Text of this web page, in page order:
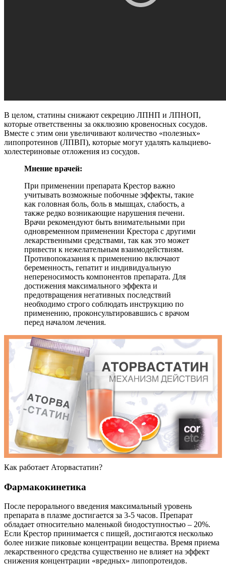
В целом, статины снижают секрецию ЛПНП и ЛПНОП,
которые ответственны за окклюзию кровеносных сосудов.
Вместе с этим они увеличивают количество «полезных»
липопротеинов (ЛПВП), которые могут удалять кальциево-
холестериновые отложения из сосудов.
Мнение врачей:
При применении препарата Крестор важно
учитывать возможные побочные эффекты, такие
как головная боль, боль в мышцах, слабость, а
также редко возникающие нарушения печени.
Врачи рекомендуют быть внимательными при
одновременном применении Крестора с другими
лекарственными средствами, так как это может
привести к нежелательным взаимодействиям.
Противопоказания к применению включают
беременность, гепатит и индивидуальную
непереносимость компонентов препарата. Для
достижения максимального эффекта и
предотвращения негативных последствий
необходимо строго соблюдать инструкцию по
применению, проконсультировавшись с врачом
перед началом лечения.
Как работает Аторвастатин?
Фармакокинетика
После перорального введения максимальный уровень
препарата в плазме достигается за 3-5 часов. Препарат
обладает относительно маленькой биодоступностью – 20%.
Если Крестор принимается с пищей, достигаются несколько
более низкие пиковые концентрации вещества. Время приема
лекарственного средства существенно не влияет на эффект
снижения концентрации «вредных» липопротеидов.